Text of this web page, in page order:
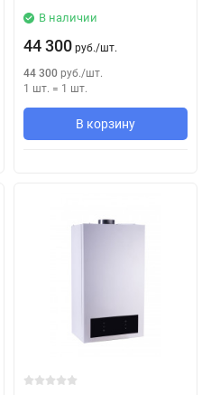
В наличии
44 300 руб./шт.
44 300 руб./шт.
1 шт. = 1 шт.
В корзину